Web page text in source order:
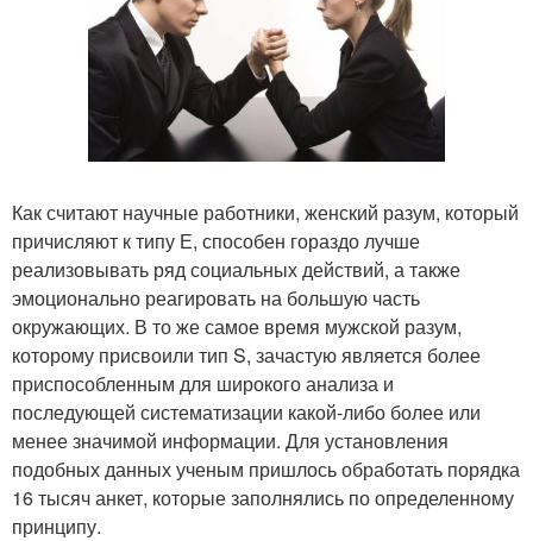
Как считают научные работники, женский разум, который
причисляют к типу Е, способен гораздо лучше
реализовывать ряд социальных действий, а также
эмоционально реагировать на большую часть
окружающих. В то же самое время мужской разум,
которому присвоили тип S, зачастую является более
приспособленным для широкого анализа и
последующей систематизации какой-либо более или
менее значимой информации. Для установления
подобных данных ученым пришлось обработать порядка
16 тысяч анкет, которые заполнялись по определенному
принципу.